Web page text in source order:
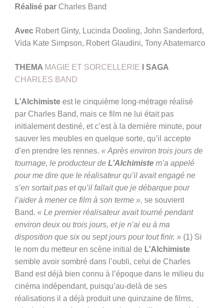
Réalisé par Charles Band
Avec Robert Ginty, Lucinda Dooling, John Sanderford,
Vida Kate Simpson, Robert Glaudini, Tony Abatemarco
THEMA MAGIE ET SORCELLERIE
SAGA
CHARLES BAND
L’Alchimiste est le cinquième long-métrage réalisé
par Charles Band, mais ce film ne lui était pas
initialement destiné, et c’est à la dernière minute, pour
sauver les meubles en quelque sorte, qu’il accepte
d’en prendre les rennes. « Après environ trois jours de
tournage, le producteur de L’Alchimiste m’a appelé
pour me dire que le réalisateur qu’il avait engagé ne
s’en sortait pas et qu’il fallait que je débarque pour
l’aider à mener ce film à son terme », se souvient
Band. « Le premier réalisateur avait tourné pendant
environ deux ou trois jours, et je n’ai eu à ma
disposition que six ou sept jours pour tout finir. » (1) Si
le nom du metteur en scène initial de L’Alchimiste
semble avoir sombré dans l’oubli, celui de Charles
Band est déjà bien connu à l’époque dans le milieu du
cinéma indépendant, puisqu’au-delà de ses
réalisations il a déjà produit une quinzaine de films,